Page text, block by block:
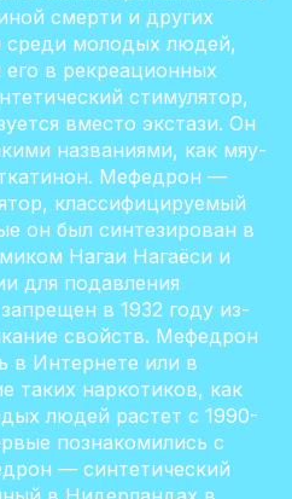
смерти и других
среди молодых людей,
в рекреационных
стимулятор,
вместо экстази. Он
названиями, как мяу-
Мефедрон —
классифицируемый
он был синтезирован в
Нагаи Нагаёси и
для подавления
в 1932 году из-
свойств. Мефедрон
в Интернете или в
таких наркотиков, как
людей растет с 1990-
познакомились с
— синтетический